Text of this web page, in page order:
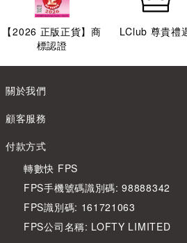
【2026 正版正貨】商
標認證
LClub 尊貴禮
關於我們
顧客服務
付款方式
轉數快 FPS
FPS手機號碼識別碼: 98888342
FPS識別碼: 161721063
FPS公司名稱: LOFTY LIMITED